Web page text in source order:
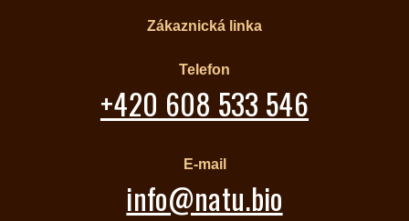
Zákaznická linka
Telefon
+420 608 533 546
E-mail
info@natu.bio